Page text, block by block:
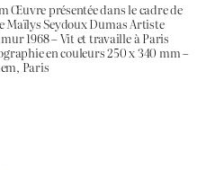
Œuvre présentée dans le cadre de
Maïlys Seydoux Dumas Artiste
1968 – Vit et travaille à Paris
en couleurs 250 x 340 mm –
Paris